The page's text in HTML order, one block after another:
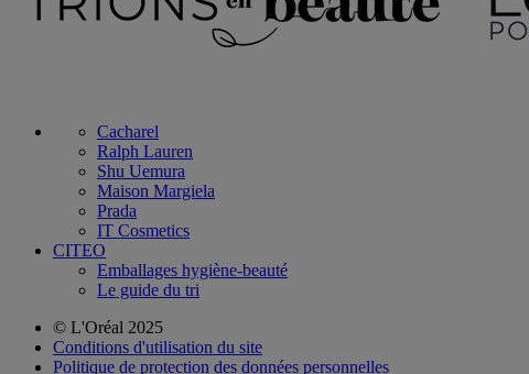
Cacharel
Ralph Lauren
Shu Uemura
Maison Margiela
Prada
IT Cosmetics
CITEO
Emballages hygiène-beauté
Le guide du tri
© L'Oréal 2025
Conditions d'utilisation du site
Politique de protection des données personnelles